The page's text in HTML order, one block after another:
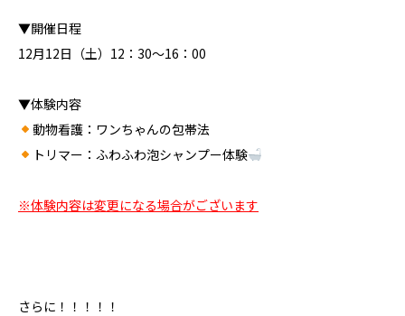
▼開催日程
12月12日（土）12：30～16：00
▼体験内容
動物看護：ワンちゃんの包帯法
トリマー：ふわふわ泡シャンプー体験
※体験内容は変更になる場合がございます
さらに！！！！！